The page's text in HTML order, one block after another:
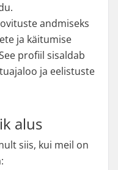
andmiseks
ja käitumise
profiil sisaldab
ja eelistuste
alus
siis, kui meil on